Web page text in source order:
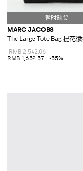
MARC JACOBS
The Large Tote Bag 提花徽
RMB 2,542.06
RMB 1,652.37
-35%